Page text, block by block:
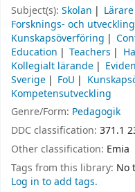
Subject(s): Skolan Lärare
Forsknings- och
Kunskapsöverföring
Education
Teachers
Kollegialt lärande
Sverige
FoU
Kompetensutveckling
Genre/Form: Pedagogik
DDC classification: 371.1
Other classification: Emia
Tags from this library: No
Log in to add tags.